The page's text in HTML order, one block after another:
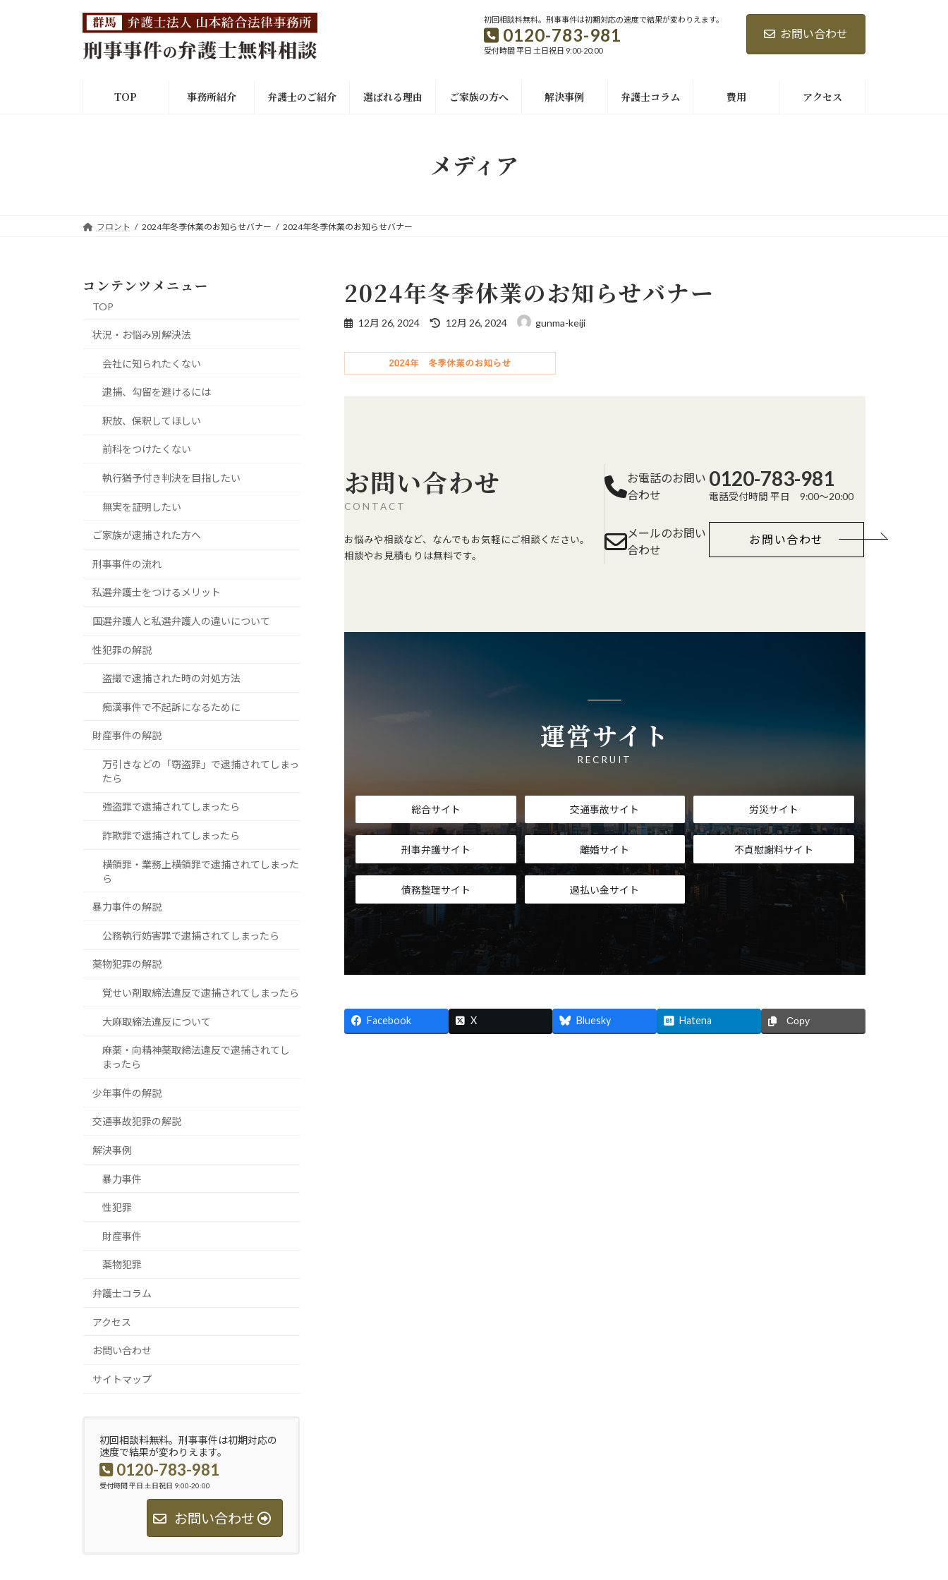
初回相談料無料。刑事事件は初期対応の速度で結果が変わりえます。
0120-783-981
受付時間 平日 土日祝日 9:00-20:00
お問い合わせ
TOP 事務所紹介 弁護士のご紹介 選ばれる理由 ご家族の方へ 解決事例 弁護士コラム 費用 アクセス
メディア
フロント 2024年冬季休業のお知らせバナー 2024年冬季休業のお知らせバナー
2024年冬季休業のお知らせバナー
12月 26, 2024
最
新
日
12月 26, 2024 gunma-keiji
お問い合わせ
CONTACT
お悩みや相談など、なんでもお気軽にご相談ください。
相談やお見積もりは無料です。
お電話のお問い
合わせ
0120-783-981
電話受付時間 平日 9:00～20:00
メールのお問い
合わせ
お問い合わせ
運営サイト
RECRUIT
総合サイト 交通事故サイト 労災サイト
刑事弁護サイト 離婚サイト 不貞慰謝料サイト
債務整理サイト 過払い金サイト
Facebook X Bluesky Hatena Copy
コンテンツメニュー
TOP
状況・お悩み別解決法
会社に知られたくない
逮捕、勾留を避けるには
釈放、保釈してほしい
前科をつけたくない
執行猶予付き判決を目指したい
無実を証明したい
ご家族が逮捕された方へ
刑事事件の流れ
私選弁護士をつけるメリット
国選弁護人と私選弁護人の違いについて
性犯罪の解説
盗撮で逮捕された時の対処方法
痴漢事件で不起訴になるために
財産事件の解説
万引きなどの「窃盗罪」で逮捕されてしまっ
たら
強盗罪で逮捕されてしまったら
詐欺罪で逮捕されてしまったら
横領罪・業務上横領罪で逮捕されてしまった
ら
暴力事件の解説
公務執行妨害罪で逮捕されてしまったら
薬物犯罪の解説
覚せい剤取締法違反で逮捕されてしまったら
大麻取締法違反について
麻薬・向精神薬取締法違反で逮捕されてし
まったら
少年事件の解説
交通事故犯罪の解説
解決事例
暴力事件
性犯罪
財産事件
薬物犯罪
弁護士コラム
アクセス
お問い合わせ
サイトマップ
初回相談料無料。刑事事件は初期対応の
速度で結果が変わりえます。
0120-783-981
受付時間 平日 土日祝日 9:00-20:00
お問い合わせ